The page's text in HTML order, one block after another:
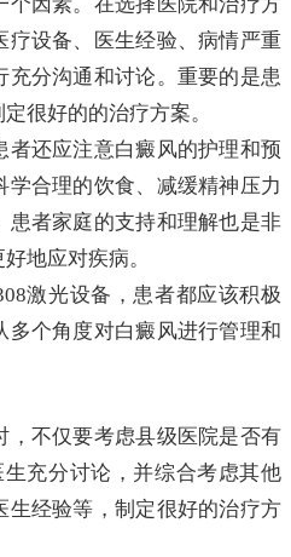
个因素。在选择医院和治疗方
疗设备、医生经验、病情严重
分沟通和讨论。重要的是患
很好的的治疗方案。
还应注意白癜风的护理和预
学合理的饮食、减缓精神压力
患者家庭的支持和理解也是非
地应对疾病。
激光设备，患者都应该积极
个角度对白癜风进行管理和
不仅要考虑县级医院是否有
充分讨论，并综合考虑其他
生经验等，制定很好的治疗方